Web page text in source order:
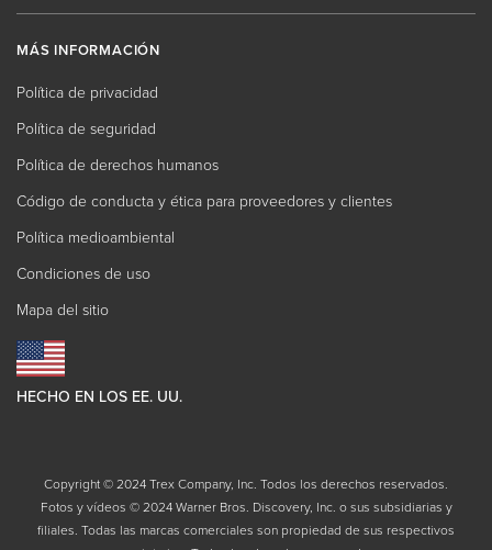
MÁS INFORMACIÓN
Política de privacidad
Política de seguridad
Política de derechos humanos
Código de conducta y ética para proveedores y clientes
Política medioambiental
Condiciones de uso
Mapa del sitio
HECHO EN LOS EE. UU.
Copyright © 2024 Trex Company, Inc. Todos los derechos reservados.
Fotos y vídeos © 2024 Warner Bros. Discovery, Inc. o sus subsidiarias y
filiales. Todas las marcas comerciales son propiedad de sus respectivos